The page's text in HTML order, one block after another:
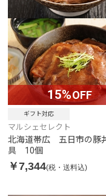
15%OFF
ギフト対応
マルシェセレクト
北海道帯広 五日市の豚
具 10個
￥7,344(税・送料込)